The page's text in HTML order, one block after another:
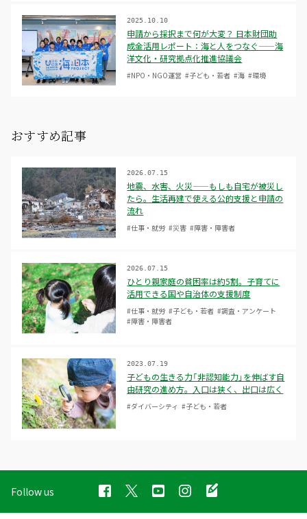
申請から採択まで何が大変？ 日本財団助
成金活用レポート：海と人をつなぐ——海
洋文化・研究拠点化推進協議会
2025.10.10
#NPO・NGO運営 #子ども・若者 #海 #環境
おすすめ記事
地震、水害、火災——もしも自宅が被災し
たら。生活再建で使える公的支援と申請の
流れ
2026.07.15
#仕事・就労 #災害 #障害・障害者
ひとり親家庭の貧困率は約5割。子育てに
活用できる国や自治体の支援制度
2026.07.15
#仕事・就労 #子ども・若者 #調査・アンケート
#障害・障害者
子どもの生きる力「非認知能力」を伸ばす自
由研究の進め方。入口は狭く、出口は広く
2023.07.19
#ダイバーシティ #子ども・若者
Follow us